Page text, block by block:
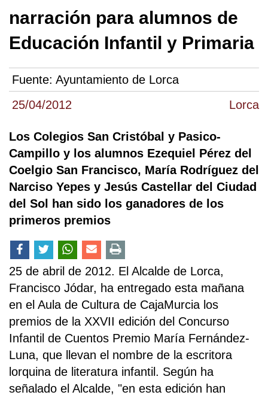
25/04/2012 Lorca
narración para alumnos de
Educación Infantil y Primaria
Fuente: Ayuntamiento de Lorca
Los Colegios San Cristóbal y Pasico-
Campillo y los alumnos Ezequiel Pérez del
Coelgio San Francisco, María Rodríguez del
Narciso Yepes y Jesús Castellar del Ciudad
del Sol han sido los ganadores de los
primeros premios
25 de abril de 2012. El Alcalde de Lorca,
Francisco Jódar, ha entregado esta mañana
en el Aula de Cultura de CajaMurcia los
premios de la XXVII edición del Concurso
Infantil de Cuentos Premio María Fernández-
Luna, que llevan el nombre de la escritora
lorquina de literatura infantil. Según ha
señalado el Alcalde, "en esta edición han